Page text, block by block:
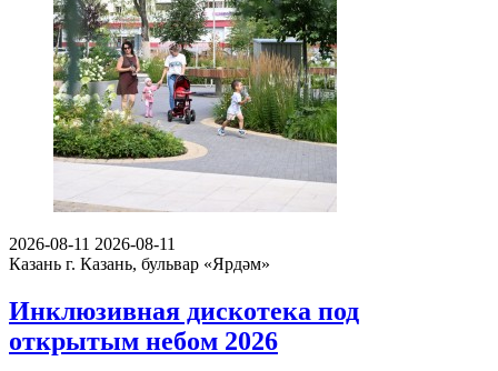
2026-08-11 2026-08-11
Казань г. Казань, бульвар «Ярдәм»
Инклюзивная дискотека под
открытым небом 2026